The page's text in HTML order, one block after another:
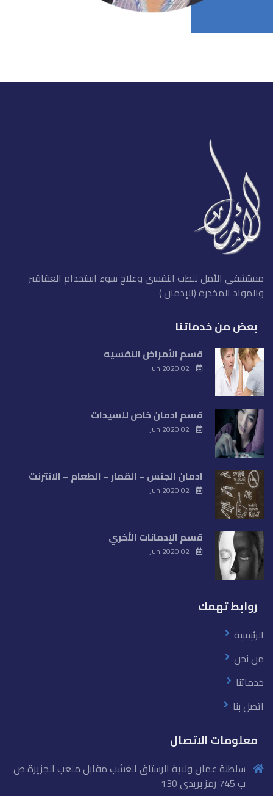
مستشفى الأمل للطب النفسى وعلاج سوء استخدام العقاقير
والمواد المخدرة (الإدمان )
بعض من خدماتنا
قسم الأمراض النفسيه
قسم ادمان خاص للسيدات
ادمان الجنس – القمار – الطعام – الانترنت
قسم الإدمانات الأخري
روابط تهمك
الرئيسية
من نحن
خدماتنا
اتصل بنا
معلومات الاتصال
سلطنة عمان ولاية الرستاق الغشب مقابل ملعب الجزيرة ص
ب 745 رمز بريدى 130